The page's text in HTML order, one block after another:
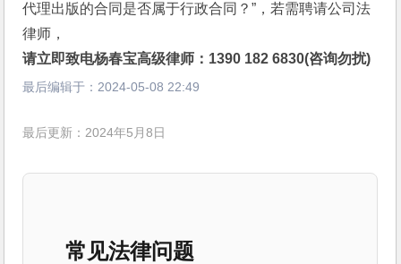
代理出版的合同是否属于行政合同？”，若需聘请公司法
律师，
请立即致电杨春宝高级律师：1390 182 6830(咨询勿扰)
最后编辑于： 2024-05-08 22:49
最后更新：2024年5月8日
常见法律问题